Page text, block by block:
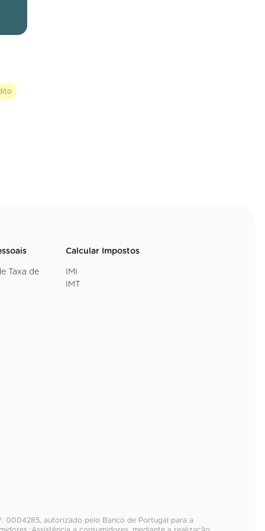
Taxa de
Calcular Impostos
IMI
IMT
0004285, autorizado pelo Banco de Portugal para a